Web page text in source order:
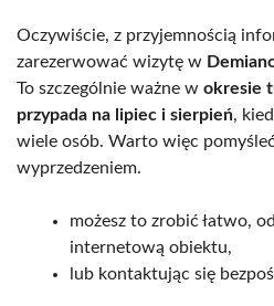
Oczywiście, z przyjemnością
zarezerwować wizytę w
To szczególnie ważne w okresie
przypada na lipiec i sierpień,
wiele osób. Warto więc
wyprzedzeniem.
możesz to zrobić łatwo,
internetową obiektu,
lub kontaktując się